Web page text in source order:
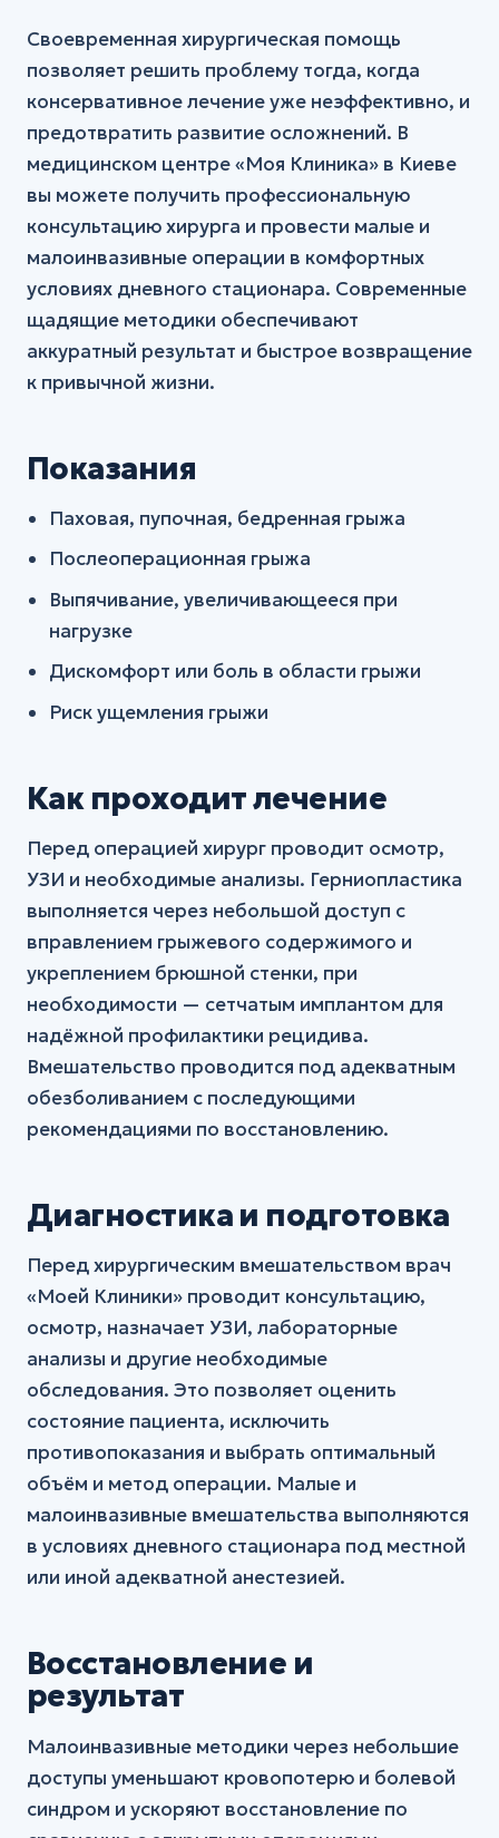
Своевременная хирургическая помощь
позволяет решить проблему тогда, когда
консервативное лечение уже неэффективно, и
предотвратить развитие осложнений. В
медицинском центре «Моя Клиника» в Киеве
вы можете получить профессиональную
консультацию хирурга и провести малые и
малоинвазивные операции в комфортных
условиях дневного стационара. Современные
щадящие методики обеспечивают
аккуратный результат и быстрое возвращение
к привычной жизни.
Показания
Паховая, пупочная, бедренная грыжа
Послеоперационная грыжа
Выпячивание, увеличивающееся при
нагрузке
Дискомфорт или боль в области грыжи
Риск ущемления грыжи
Как проходит лечение
Перед операцией хирург проводит осмотр,
УЗИ и необходимые анализы. Герниопластика
выполняется через небольшой доступ с
вправлением грыжевого содержимого и
укреплением брюшной стенки, при
необходимости — сетчатым имплантом для
надёжной профилактики рецидива.
Вмешательство проводится под адекватным
обезболиванием с последующими
рекомендациями по восстановлению.
Диагностика и подготовка
Перед хирургическим вмешательством врач
«Моей Клиники» проводит консультацию,
осмотр, назначает УЗИ, лабораторные
анализы и другие необходимые
обследования. Это позволяет оценить
состояние пациента, исключить
противопоказания и выбрать оптимальный
объём и метод операции. Малые и
малоинвазивные вмешательства выполняются
в условиях дневного стационара под местной
или иной адекватной анестезией.
Восстановление и
результат
Малоинвазивные методики через небольшие
доступы уменьшают кровопотерю и болевой
синдром и ускоряют восстановление по